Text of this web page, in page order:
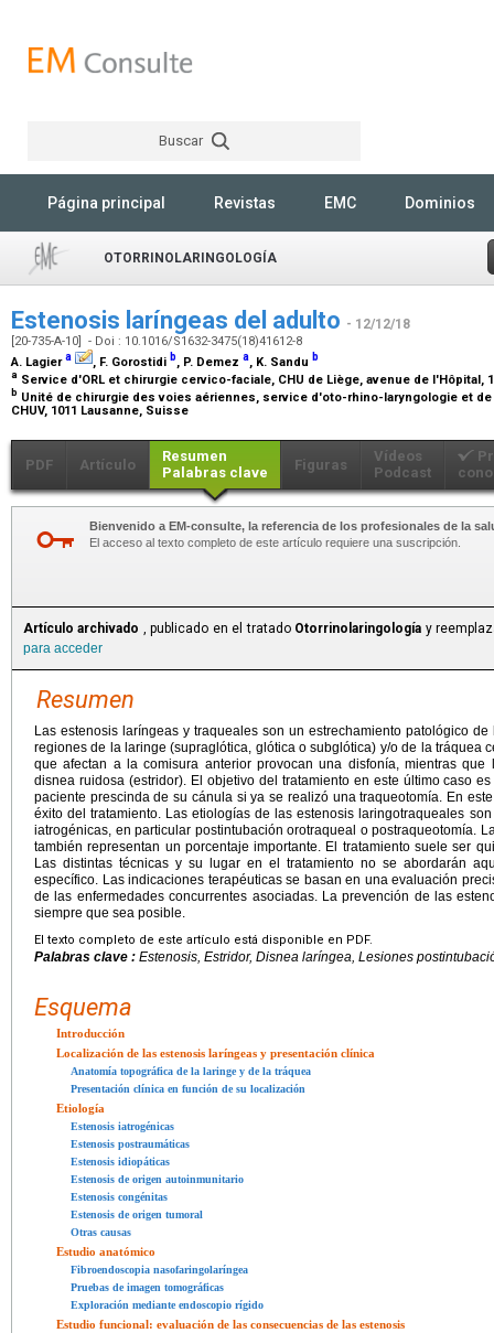
Buscar
Página principal Revistas EMC Dominios
OTORRINOLARINGOLOGÍA
Estenosis laríngeas del adulto - 12/12/18
[20-735-A-10] - Doi : 10.1016/S1632-3475(18)41612-8
A. Lagiera , F. Gorostidi b, P. Demez a, K. Sandu b
a Service d'ORL et chirurgie cervico-faciale, CHU de Liège, avenue de l'Hôpital,
b Unité de chirurgie des voies aériennes, service d'oto-rhino-laryngologie et
CHUV, 1011 Lausanne, Suisse
PDF Artículo
Resumen
Palabras clave
Figuras
Vídeos
Podcast
Bienvenido a EM-consulte, la referencia de los profesionales de la
El acceso al texto completo de este artículo requiere una suscripción.
Artículo archivado , publicado en el tratado Otorrinolaringología y
para acceder
Resumen
Las estenosis laríngeas y traqueales son un estrechamiento patológico
regiones de la laringe (supraglótica, glótica o subglótica) y/o de la tráquea
que afectan a la comisura anterior provocan una disfonía, mientras
disnea ruidosa (estridor). El objetivo del tratamiento en este último caso
paciente prescinda de su cánula si ya se realizó una traqueotomía. En
éxito del tratamiento. Las etiologías de las estenosis laringotraqueales
iatrogénicas, en particular postintubación orotraqueal o postraqueotomía.
también representan un porcentaje importante. El tratamiento suele ser
Las distintas técnicas y su lugar en el tratamiento no se abordarán
específico. Las indicaciones terapéuticas se basan en una evaluación
de las enfermedades concurrentes asociadas. La prevención de las
siempre que sea posible.
El texto completo de este artículo está disponible en PDF.
Palabras clave : Estenosis, Estridor, Disnea laríngea, Lesiones
Esquema
Introducción
Localización de las estenosis laríngeas y presentación clínica
Anatomía topográfica de la laringe y de la tráquea
Presentación clínica en función de su localización
Etiología
Estenosis iatrogénicas
Estenosis postraumáticas
Estenosis idiopáticas
Estenosis de origen autoinmunitario
Estenosis congénitas
Estenosis de origen tumoral
Otras causas
Estudio anatómico
Fibroendoscopia nasofaringolaríngea
Pruebas de imagen tomográficas
Exploración mediante endoscopio rígido
Estudio funcional: evaluación de las consecuencias de las estenosis